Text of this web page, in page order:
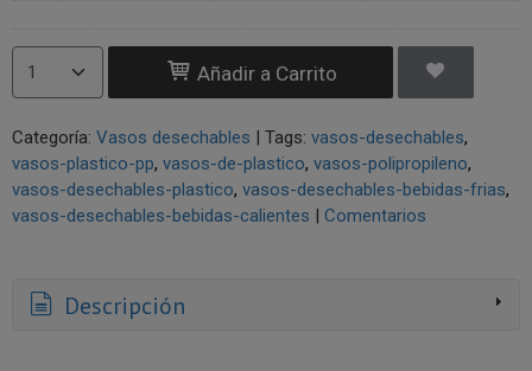
Añadir a Carrito
Categoría: Vasos desechables | Tags: vasos-desechables
vasos-plastico-pp vasos-de-plastico vasos-polipropileno
vasos-desechables-plastico vasos-desechables-bebidas-frias
vasos-desechables-bebidas-calientes | Comentarios
Descripción